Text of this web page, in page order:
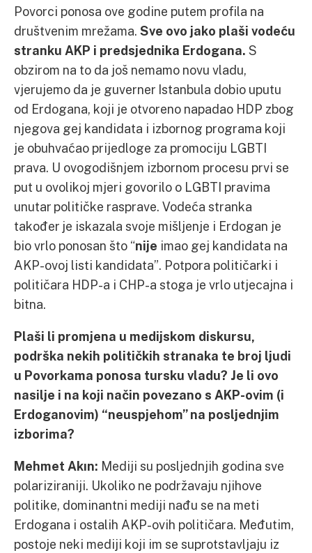
Povorci ponosa ove godine putem profila na
društvenim mrežama. Sve ovo jako plaši vodeću
stranku AKP i predsjednika Erdogana. S
obzirom na to da još nemamo novu vladu,
vjerujemo da je guverner Istanbula dobio uputu
od Erdogana, koji je otvoreno napadao HDP zbog
njegova gej kandidata i izbornog programa koji
je obuhvaćao prijedloge za promociju LGBTI
prava. U ovogodišnjem izbornom procesu prvi se
put u ovolikoj mjeri govorilo o LGBTI pravima
unutar političke rasprave. Vodeća stranka
također je iskazala svoje mišljenje i Erdogan je
bio vrlo ponosan što “nije imao gej kandidata na
AKP-ovoj listi kandidata”. Potpora političarki i
političara HDP-a i CHP-a stoga je vrlo utjecajna i
bitna.
Plaši li promjena u medijskom diskursu,
podrška nekih političkih stranaka te broj ljudi
u Povorkama ponosa tursku vladu? Je li ovo
nasilje i na koji način povezano s AKP-ovim (i
Erdoganovim) “neuspjehom” na posljednjim
izborima?
Mehmet Akın: Mediji su posljednjih godina sve
polariziraniji. Ukoliko ne podržavaju njihove
politike, dominantni mediji nađu se na meti
Erdogana i ostalih AKP-ovih političara. Međutim,
postoje neki mediji koji im se suprotstavljaju iz